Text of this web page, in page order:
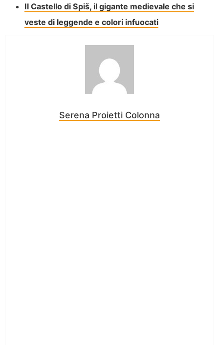
Il Castello di Spiš, il gigante medievale che si
veste di leggende e colori infuocati
Serena Proietti Colonna